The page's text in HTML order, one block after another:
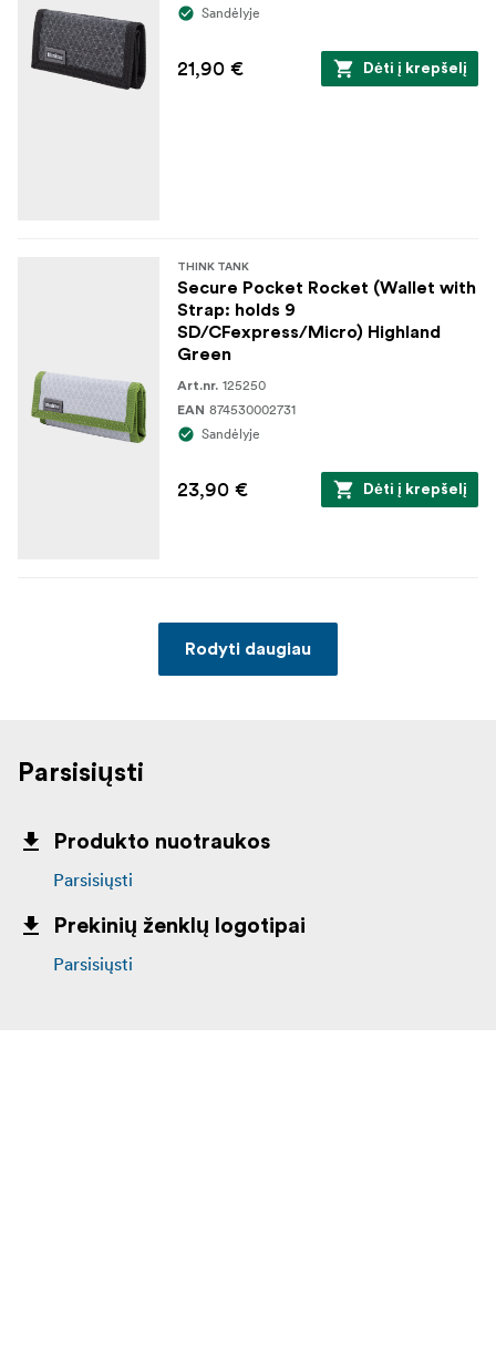
Sandėlyje
21,90 € Dėti į krepšelį
THINK TANK
Secure Pocket Rocket (Wallet with
Strap: holds 9
SD/CFexpress/Micro) Highland
Green
Art.nr. 125250
EAN 874530002731
Sandėlyje
23,90 € Dėti į krepšelį
Rodyti daugiau
Parsisiųsti
Produkto nuotraukos
Parsisiųsti
Prekinių ženklų logotipai
Parsisiųsti